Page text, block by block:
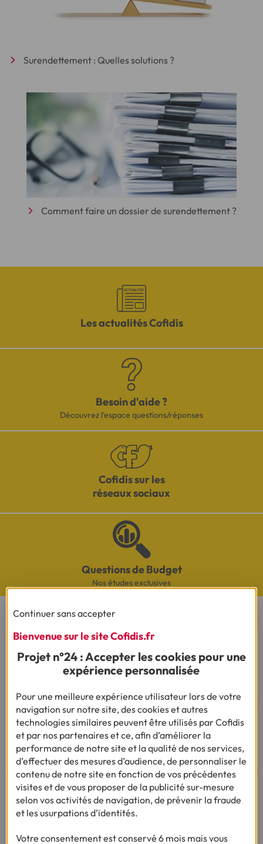
Surendettement : Quelles solutions ?
Comment faire un dossier de surendettement ?
Les actualités Cofidis
Besoin d'aide ?
Découvrez l'espace questions/réponses
Cofidis sur les
réseaux sociaux
Questions de Budget
Nos études exclusives
CONTACTEZ-NOUS
Par téléphone
Du lundi au vendredi de 8h00 à 19h00
Le samedi de 8h00 à 14h00.
03 28 09 21 18(Appel non surtaxé - coût selon
opérateur).
Par mail
Vous êtes sourd ou malentendant
Dialoguez par écrit ou en Langue Des Signes
Française
Du lundi au vendredi de 9h à 12h et de 14h à
Continuer sans accepter
Bienvenue sur le site Cofidis.fr
Projet n°24 : Accepter les cookies pour une
expérience personnalisée
Pour une meilleure expérience utilisateur lors de votre
navigation sur notre site, des cookies et autres
technologies similaires peuvent être utilisés par Cofidis
et par nos partenaires et ce, afin d’améliorer la
performance de notre site et la qualité de nos services,
d’effectuer des mesures d’audience, de personnaliser le
contenu de notre site en fonction de vos précédentes
visites et de vous proposer de la publicité sur-mesure
selon vos activités de navigation, de prévenir la fraude
et les usurpations d’identités.
Votre consentement est conservé 6 mois mais vous